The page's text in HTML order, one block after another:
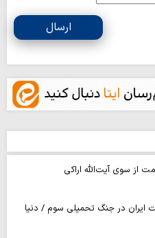
ارسال
از سوی آیت‌الله اراکی
ایران در جنگ تحمیلی سوم / دنیا